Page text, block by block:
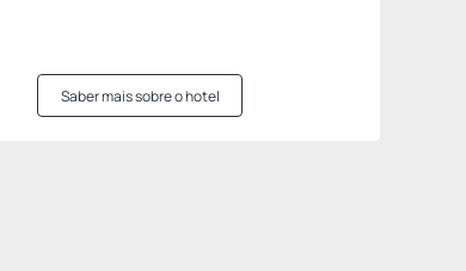
Saber mais sobre o hotel